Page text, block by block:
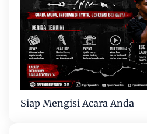
Siap Mengisi Acara Anda